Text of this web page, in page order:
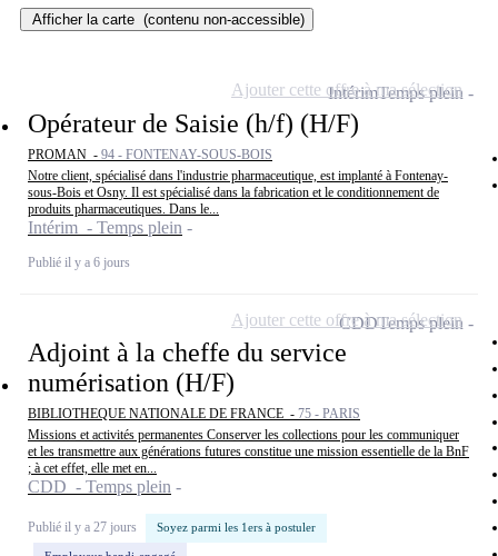
Afficher la carte (contenu non-accessible)
Opérateur de Saisie (h/f) (H/F)
PROMAN - 94 - FONTENAY-SOUS-BOIS
Notre client, spécialisé dans l'industrie pharmaceutique, est implanté à Fontenay-
sous-Bois et Osny. Il est spécialisé dans la fabrication et le conditionnement de
produits pharmaceutiques. Dans le...
Intérim - Temps plein
Publié il y a 6 jours
IntérimTemps plein
Ajouter cette offre à ma sélection
Adjoint à la cheffe du service
numérisation (H/F)
BIBLIOTHEQUE NATIONALE DE FRANCE - 75 - PARIS
Missions et activités permanentes Conserver les collections pour les communiquer
et les transmettre aux générations futures constitue une mission essentielle de la BnF
; à cet effet, elle met en...
CDD - Temps plein
Publié il y a 27 jours Soyez parmi les 1ers à postuler
CDDTemps plein
Ajouter cette offre à ma sélection